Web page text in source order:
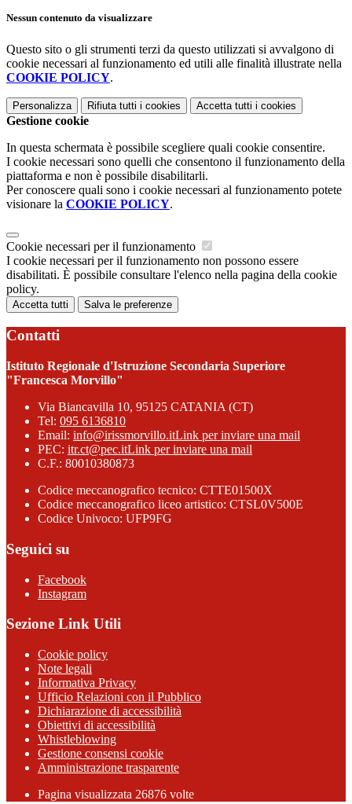
Nessun contenuto da visualizzare
Questo sito o gli strumenti terzi da questo utilizzati si avvalgono di
cookie necessari al funzionamento ed utili alle finalità illustrate nella
COOKIE POLICY.
Personalizza Rifiuta tutti i cookies Accetta tutti i cookies
Gestione cookie
In questa schermata è possibile scegliere quali cookie consentire.
I cookie necessari sono quelli che consentono il funzionamento della
piattaforma e non è possibile disabilitarli.
Per conoscere quali sono i cookie necessari al funzionamento potete
visionare la COOKIE POLICY.
Cookie necessari per il funzionamento
I cookie necessari per il funzionamento non possono essere
disabilitati. È possibile consultare l'elenco nella pagina della cookie
policy.
Accetta tutti Salva le preferenze
Contatti
Istituto Regionale d'Istruzione Secondaria Superiore
"Francesca Morvillo"
Via Biancavilla 10, 95125 CATANIA (CT)
Tel: 095 6136810
Email: info@irissmorvillo.itLink per inviare una mail
PEC: itr.ct@pec.itLink per inviare una mail
C.F.: 80010380873
Codice meccanografico tecnico: CTTE01500X
Codice meccanografico liceo artistico: CTSL0V500E
Codice Univoco: UFP9FG
Seguici su
Facebook
Instagram
Sezione Link Utili
Cookie policy
Note legali
Informativa Privacy
Ufficio Relazioni con il Pubblico
Dichiarazione di accessibilità
Obiettivi di accessibilità
Whistleblowing
Gestione consensi cookie
Amministrazione trasparente
Pagina visualizzata 26876 volte